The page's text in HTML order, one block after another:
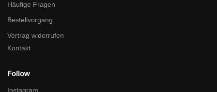
Häufige Fragen
Bestellvorgang
Vertrag widerrufen
Kontakt
Follow
Instagram